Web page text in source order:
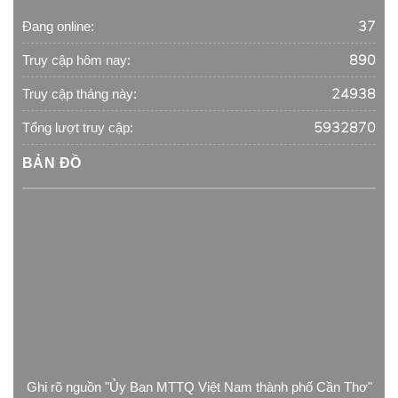
Đang online: 37
Truy cập hôm nay: 890
Truy cập tháng này: 24938
Tổng lượt truy cập: 5932870
BẢN ĐỒ
Ghi rõ nguồn "Ủy Ban MTTQ Việt Nam thành phố Cần Thơ"